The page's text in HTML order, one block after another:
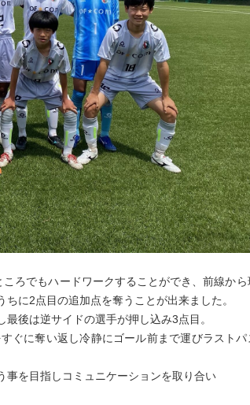
ろでもハードワークすることができ、前線から
に2点目の追加点を奪うことが出来ました。
後は逆サイドの選手が押し込み3点目。
ぐに奪い返し冷静にゴール前まで運びラストパ
事を目指しコミュニケーションを取り合い